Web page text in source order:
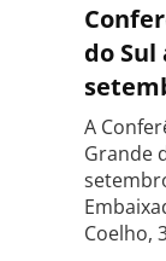
do Sul
A
Grande
Coelho,